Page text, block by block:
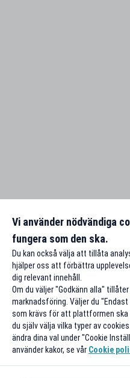
Vi använder nödvändiga
fungera som den ska.
Du kan också välja att tillåta
hjälper oss att förbättra
dig relevant innehåll.
Om du väljer "Godkänn alla"
marknadsföring. Väljer du
som krävs för att plattformen ska
du själv välja vilka typer av
ändra dina val under "Cookie
använder kakor, se vår Cookie